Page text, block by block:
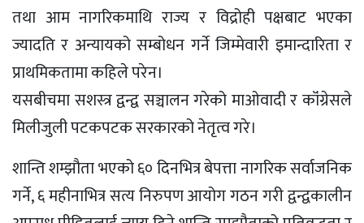
तथा आम नागरिकमाथि राज्य र विद्रोही पक्षबाट भएका
ज्यादति र अन्यायको सम्बोधन गर्ने जिम्मेवारी इमान्दारिता र
प्राथमिकतामा कहिले परेन।
यसबीचमा सशस्त्र द्वन्द्व सञ्चालन गरेको माओवादी र कॉंग्रेसले
मिलीजुली पटकपटक सरकारको नेतृत्व गरे।
शान्ति शम्झौता भएको ६० दिनभित्र बेपत्ता नागरिक सर्वाजनिक
गर्ने, ६ महीनाभित्र सत्य निरुपण आयोग गठन गरी द्वन्द्वकालीन